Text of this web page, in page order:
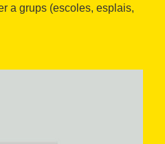
a grups (escoles, esplais,